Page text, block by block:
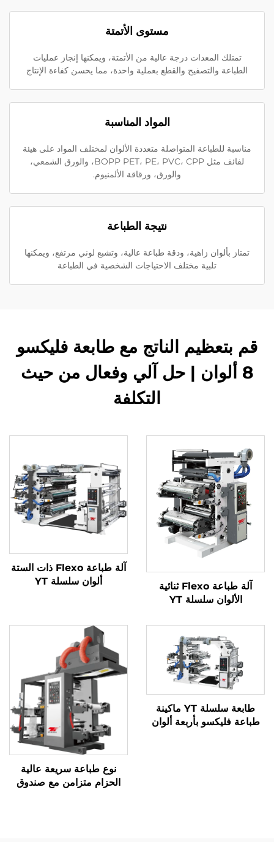
مستوى الأتمتة
تمتلك المعدات درجة عالية من الأتمتة، ويمكنها إنجاز عمليات
الطباعة والتصفيح والقطع بعملية واحدة، مما يحسن كفاءة الإنتاج
المواد المناسبة
مناسبة للطباعة المتواصلة متعددة الألوان لمختلف المواد على هيئة
لفائف مثل BOPP PET، PE، PVC، CPP، والورق الشمعي،
والورق، ورقاقة الألمنيوم.
نتيجة الطباعة
تمتاز بألوان زاهية، ودقة طباعة عالية، وتشبع لوني مرتفع، ويمكنها
تلبية مختلف الاحتياجات الشخصية في الطباعة
قم بتعظيم الناتج مع طابعة فليكسو
8 ألوان | حل آلي وفعال من حيث
التكلفة
آلة طباعة Flexo ثنائية
الألوان سلسلة YT
آلة طباعة Flexo ذات الستة
ألوان سلسلة YT
طابعة سلسلة YT ماكينة
طباعة فليكسو بأربعة ألوان
نوع طباعة سريعة عالية
الحزام متزامن مع صندوق